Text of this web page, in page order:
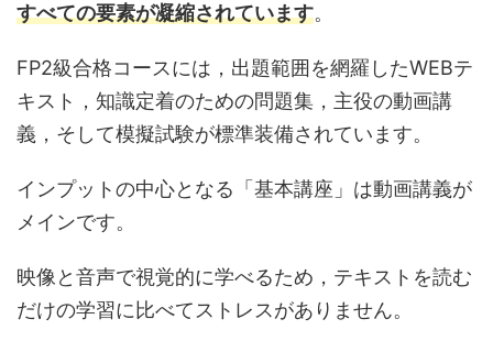
すべての要素が凝縮されています。
FP2級合格コースには，出題範囲を網羅したWEBテ
キスト，知識定着のための問題集，主役の動画講
義，そして模擬試験が標準装備されています。
インプットの中心となる「基本講座」は動画講義が
メインです。
映像と音声で視覚的に学べるため，テキストを読む
だけの学習に比べてストレスがありません。